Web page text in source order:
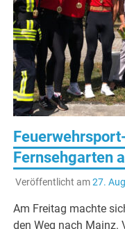
Fernsehgarten
Veröffentlicht am27.
Am Freitag machte
den Weg nach Mainz.